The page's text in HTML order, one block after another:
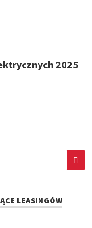
2025
LEASINGÓW